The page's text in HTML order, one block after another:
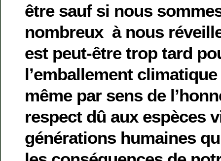
être sauf si nous
nombreux à nous
est peut-être trop tard
l’emballement
même par sens de
respect dû aux espèces
générations humaines